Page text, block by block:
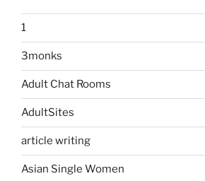
1
3monks
Adult Chat Rooms
AdultSites
article writing
Asian Single Women